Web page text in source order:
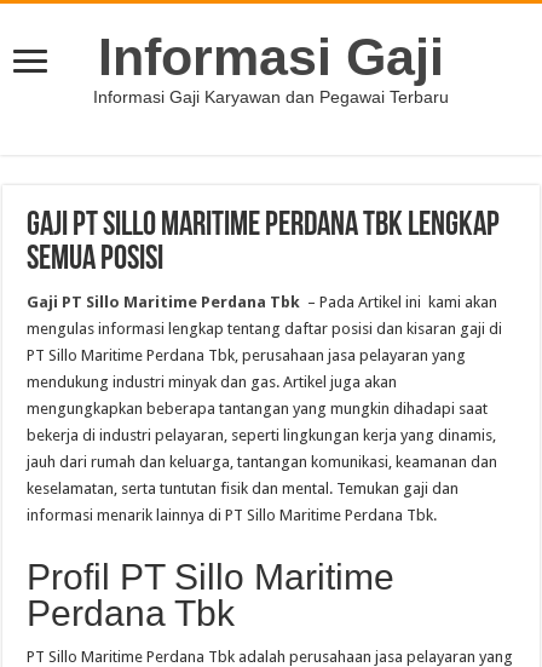
Informasi Gaji
Informasi Gaji Karyawan dan Pegawai Terbaru
Gaji PT Sillo Maritime Perdana Tbk Lengkap
Semua Posisi
Gaji PT Sillo Maritime Perdana Tbk – Pada Artikel ini kami akan
mengulas informasi lengkap tentang daftar posisi dan kisaran gaji di
PT Sillo Maritime Perdana Tbk, perusahaan jasa pelayaran yang
mendukung industri minyak dan gas. Artikel juga akan
mengungkapkan beberapa tantangan yang mungkin dihadapi saat
bekerja di industri pelayaran, seperti lingkungan kerja yang dinamis,
jauh dari rumah dan keluarga, tantangan komunikasi, keamanan dan
keselamatan, serta tuntutan fisik dan mental. Temukan gaji dan
informasi menarik lainnya di PT Sillo Maritime Perdana Tbk.
Profil PT Sillo Maritime
Perdana Tbk
PT Sillo Maritime Perdana Tbk adalah perusahaan jasa pelayaran yang